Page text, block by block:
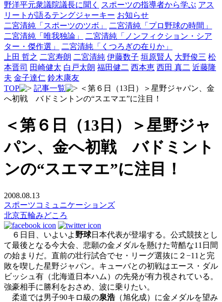
野洋平元衆議院議長に聞く
スポーツの指導者から学ぶ アス
リートが語るテングジャーキー お知らせ
二宮清純「スポーツのツボ」
二宮清純「プロ野球の時間」
二宮清純「唯我独論」
二宮清純「ノンフィクション・シア
ター・傑作選」
二宮清純「くつろぎの在りか」
上田 哲之 二宮寿朗 二宮清純 伊藤数子 垣原賢人 大野俊三 松
本晋司 田崎健太 白戸太朗 福田健二 西本恵 西田 真二 近藤隆
夫 金子達仁 鈴木康友
TOP
記事一覧
＜第６日（13日）＞星野ジャパン、金
へ初戦 バドミントンの“スエマエ”に注目！
＜第６日（13日）＞星野ジャ
パン、金へ初戦 バドミント
ンの“スエマエ”に注目！
2008.08.13
スポーツコミュニケーションズ
北京五輪みどころ
６日目、いよいよ 野球日本代表が登場する。公式競技とし
て最後となる今大会、悲願の金メダルを懸けた苛酷な11日間
の始まりだ。直前の壮行試合でセ・リーグ選抜に２−11と完
敗を喫した星野ジャパン。キューバとの初戦はエース・ダル
ビッシュ有（北海道日本ハム）の先発が有力視されている。
強豪相手に勝利をおさめ、波に乗りたい。
柔道では男子90キロ級の泉浩（旭化成）に金メダルを望み